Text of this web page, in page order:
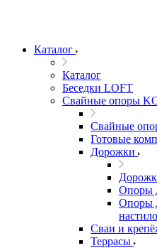
Каталог
Каталог
Беседки LOFT
Свайные опоры
Свайные
Готовые
Дорожки
Опоры
Опоры
Сваи и
Террасы